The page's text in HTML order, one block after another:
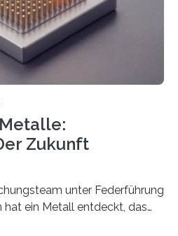
Zukunft
unter Federführung
hat ein Metall entdeckt, das